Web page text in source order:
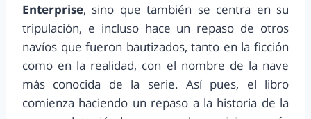
Enterprise, sino que también se centra en su
tripulación, e incluso hace un repaso de otros
navíos que fueron bautizados, tanto en la ficción
como en la realidad, con el nombre de la nave
más conocida de la serie. Así pues, el libro
comienza haciendo un repaso a la historia de la